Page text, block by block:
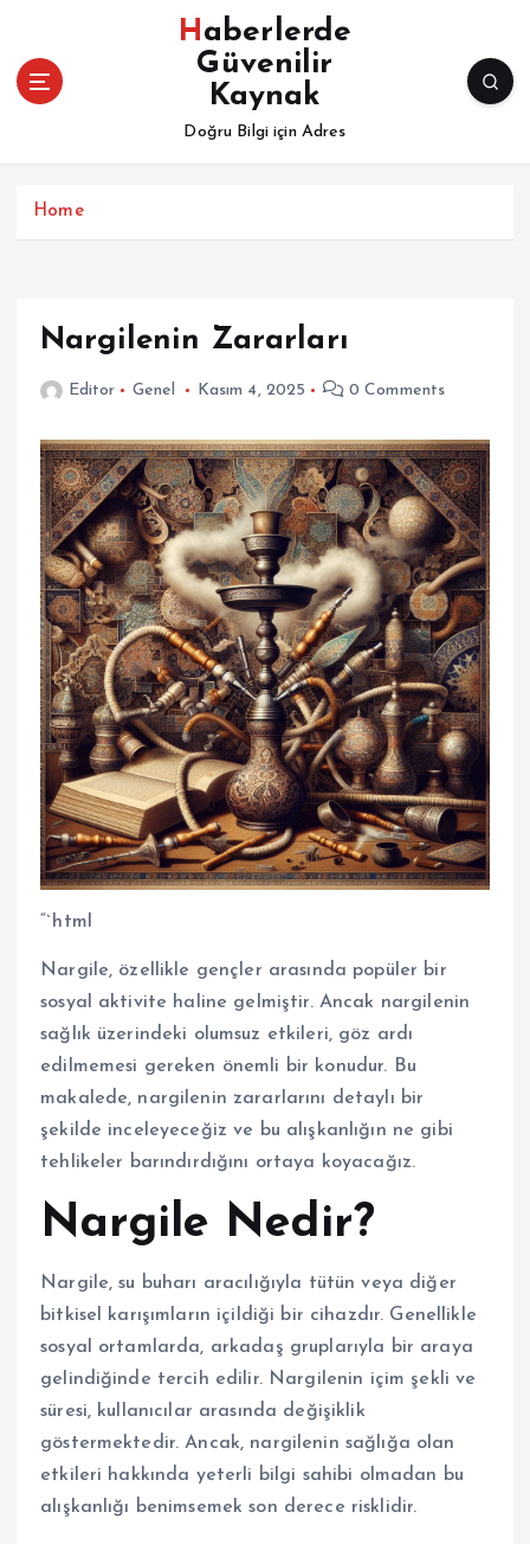
Haberlerde
Güvenilir
Kaynak
Doğru Bilgi için Adres
Home
Nargilenin Zararları
Editor Genel Kasım 4, 2025 0 Comments
“`html
Nargile, özellikle gençler arasında popüler bir
sosyal aktivite haline gelmiştir. Ancak nargilenin
sağlık üzerindeki olumsuz etkileri, göz ardı
edilmemesi gereken önemli bir konudur. Bu
makalede, nargilenin zararlarını detaylı bir
şekilde inceleyeceğiz ve bu alışkanlığın ne gibi
tehlikeler barındırdığını ortaya koyacağız.
Nargile Nedir?
Nargile, su buharı aracılığıyla tütün veya diğer
bitkisel karışımların içildiği bir cihazdır. Genellikle
sosyal ortamlarda, arkadaş gruplarıyla bir araya
gelindiğinde tercih edilir. Nargilenin içim şekli ve
süresi, kullanıcılar arasında değişiklik
göstermektedir. Ancak, nargilenin sağlığa olan
etkileri hakkında yeterli bilgi sahibi olmadan bu
alışkanlığı benimsemek son derece risklidir.